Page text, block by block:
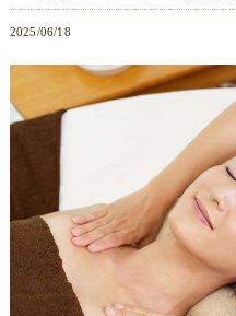
2025/06/18